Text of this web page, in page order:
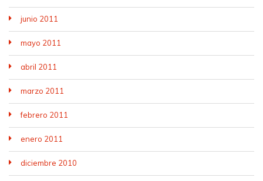
junio 2011
mayo 2011
abril 2011
marzo 2011
febrero 2011
enero 2011
diciembre 2010